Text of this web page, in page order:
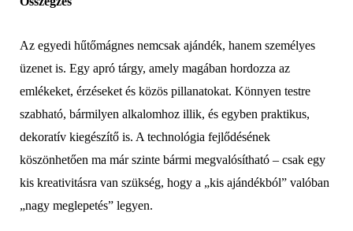
Az egyedi hűtőmágnes nemcsak ajándék, hanem személyes
üzenet is. Egy apró tárgy, amely magában hordozza az
emlékeket, érzéseket és közös pillanatokat. Könnyen testre
szabható, bármilyen alkalomhoz illik, és egyben praktikus,
dekoratív kiegészítő is. A technológia fejlődésének
köszönhetően ma már szinte bármi megvalósítható – csak egy
kis kreativitásra van szükség, hogy a „kis ajándékból” valóban
„nagy meglepetés” legyen.